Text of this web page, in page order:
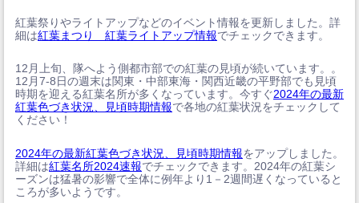
紅葉祭りやライトアップなどのイベント情報を更新しました。詳
細は紅葉まつり 紅葉ライトアップ情報でチェックできます。
12月上旬、隊へよう側都市部での紅葉の見頃が続いています。。
12月7-8日の週末は関東・中部東海・関西近畿の平野部でも見頃
時期を迎える紅葉名所が多くなっています。今すぐ2024年の最新
紅葉色づき状況、見頃時期情報で各地の紅葉状況をチェックして
ください！
2024年の最新紅葉色づき状況、見頃時期情報をアップしました。
詳細は紅葉名所2024速報でチェックできます。2024年の紅葉シ
ーズンは猛暑の影響で全体に例年より1－2週間遅くなっていると
ころが多いようです。